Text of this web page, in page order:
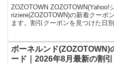
ZOZOTOWN ZOZOTOWN(Yahoo!
riziere(ZOZOTOWN)の新着クーポ
ます。割引クーポンを見つけた日
ボーネルンド(ZOZOTOWN)
ード｜2026年8月最新の割